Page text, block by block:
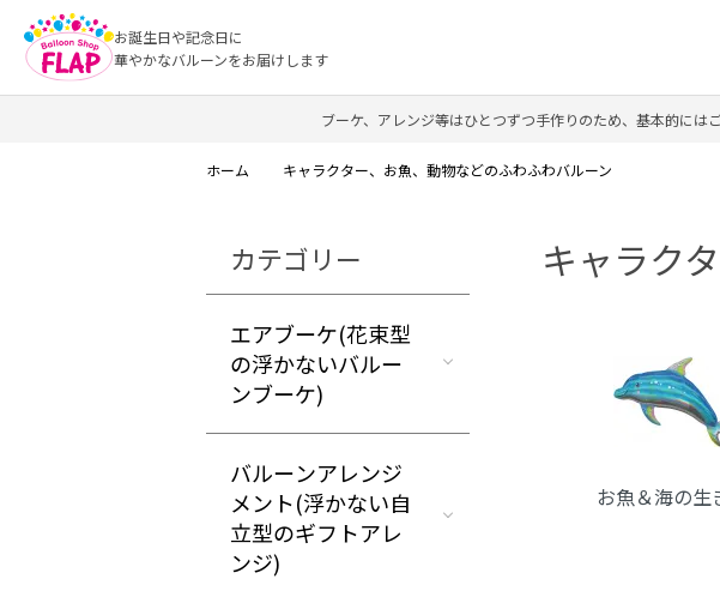
お誕生日や記念日に
華やかなバルーンをお届けします
ブーケ、アレンジ等はひとつずつ手作りのため、基本的には
ホーム キャラクター、お魚、動物などのふわふわバルーン
キャラク
お魚＆海の生
カテゴリー
エアブーケ(花束型
の浮かないバルー
ンブーケ)
バルーンアレンジ
メント(浮かない自
立型のギフトアレ
ンジ)